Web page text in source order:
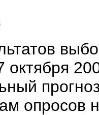
октября
опросов